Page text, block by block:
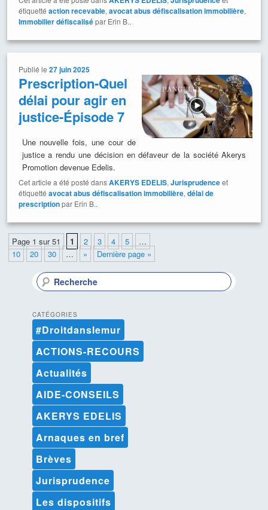
étiquetté action recevable,avocat abus défiscalisation immobilière,
Immobilier défiscalisépar Erin B..
Publié le 27 juin 2025
Prescription-Quel
délai pour agir en
justice-Épisode 7
Une nouvelle fois, une cour de
justice a rendu une décision en défaveur de la société Akerys
Promotion devenue Edelis.
Cet article a été posté dansAKERYS EDELIS, Jurisprudenceet
étiquetté avocat abus défiscalisation immobilière, délai de
prescriptionpar Erin B..
Page 1 sur 51 1 2 3 4 5
…
10
20 30 … » Dernière page »
R
e
h
e
c
h
CATÉGORIES
#Droitdanslemur
ACTIONS-RECOURS
Actualités
AIDE-CONSEILS
AKERYS EDELIS
Arnaques en bref
Brèves
Jurisprudence
Les dispositifs